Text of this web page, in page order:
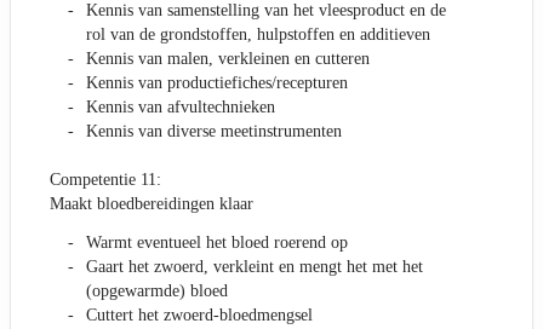
Kennis van samenstelling van het vleesproduct en de
rol van de grondstoffen, hulpstoffen en additieven
Kennis van malen, verkleinen en cutteren
Kennis van productiefiches/recepturen
Kennis van afvultechnieken
Kennis van diverse meetinstrumenten
Competentie 11:
Maakt bloedbereidingen klaar
Warmt eventueel het bloed roerend op
Gaart het zwoerd, verkleint en mengt het met het
(opgewarmde) bloed
Cuttert het zwoerd-bloedmengsel